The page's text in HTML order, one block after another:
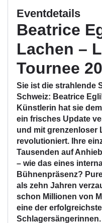
Eventdetails
Beatrice
Lachen –
Tournee
Sie ist die strahlende
Schweiz: Beatrice
Künstlerin hat sie
ein frisches Update
und mit grenzenloser
revolutioniert. Ihre
Tausenden auf
– wie das eines
Bühnenpräsenz?
als zehn Jahren
schon Millionen von
eine der